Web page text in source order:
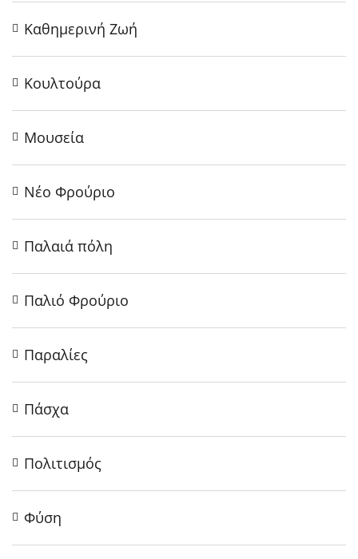
Καθημερινή Ζωή
Κουλτούρα
Μουσεία
Νέο Φρούριο
Παλαιά πόλη
Παλιό Φρούριο
Παραλίες
Πάσχα
Πολιτισμός
Φύση